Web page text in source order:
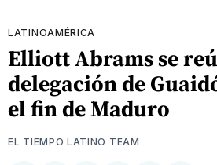
LATINOAMÉRICA
Elliott Abrams se
delegación de
el fin de Maduro
EL TIEMPO LATINO TEAM